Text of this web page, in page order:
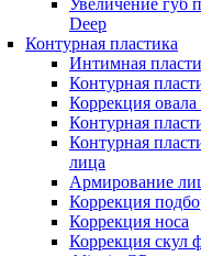
Увеличение губ
Deep
Контурная пластика
Интимная
Контурная
Коррекция овала
Контурная
Контурная
лица
Армирование
Коррекция
Коррекция носа
Коррекция скул